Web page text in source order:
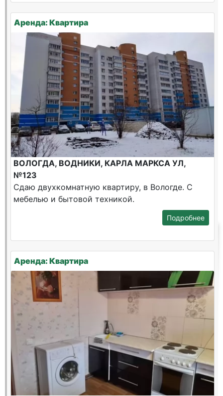
Аренда: Квартира
ВОЛОГДА, ВОДНИКИ, КАРЛА МАРКСА УЛ,
№123
Сдаю двухкомнатную квартиру, в Вологде. С
мебелью и бытовой техникой.
Подробнее
Аренда: Квартира